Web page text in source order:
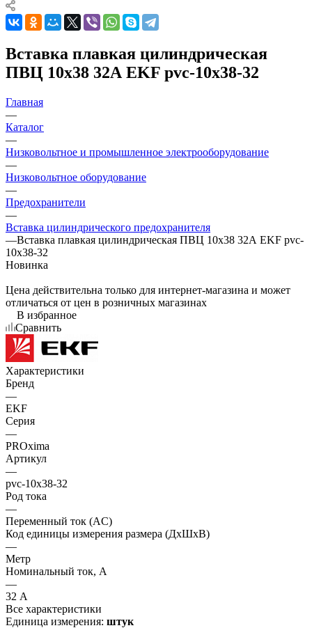
Вставка плавкая цилиндрическая
ПВЦ 10х38 32А EKF pvc-10x38-32
Главная
—
Каталог
—
Низковольтное и промышленное электрооборудование
—
Низковольтное оборудование
—
Предохранители
—
Вставка цилиндрического предохранителя
—Вставка плавкая цилиндрическая ПВЦ 10х38 32А EKF pvc-
10x38-32
Новинка
Цена действительна только для интернет-магазина и может
отличаться от цен в розничных магазинах
В избранное
Сравнить
Характеристики
Бренд
—
EKF
Серия
—
PROxima
Артикул
—
pvc-10x38-32
Род тока
—
Переменный ток (AC)
Код единицы измерения размера (ДхШхВ)
—
Метр
Номинальный ток, А
—
32 А
Все характеристики
Единица измерения: штук